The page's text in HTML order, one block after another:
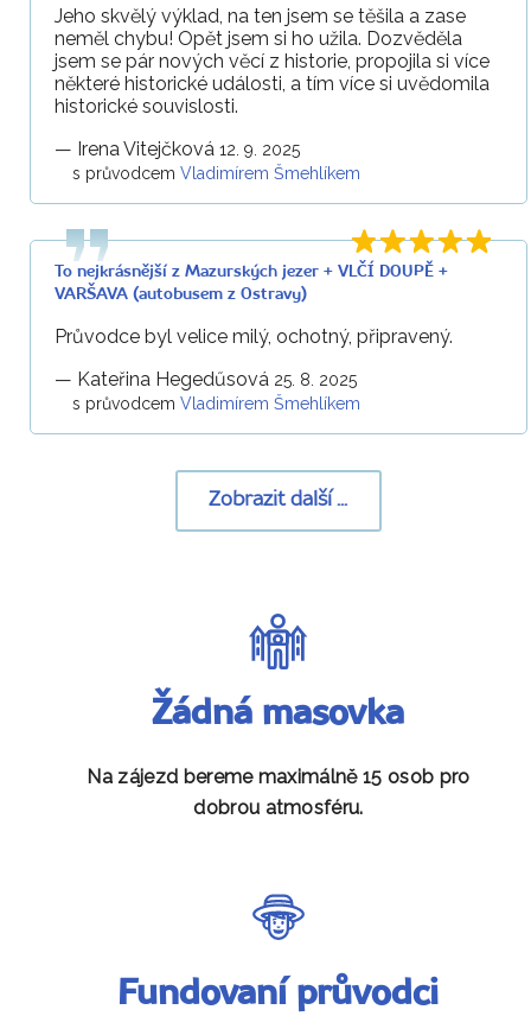
Jeho skvělý výklad, na ten jsem se těšila a zase
neměl chybu! Opět jsem si ho užila. Dozvěděla
jsem se pár nových věcí z historie, propojila si více
některé historické události, a tím více si uvědomila
historické souvislosti.
— Irena Vitejčková 12. 9. 2025
s průvodcem Vladimírem Šmehlíkem
To nejkrásnější z Mazurských jezer + VLČÍ DOUPĚ +
VARŠAVA (autobusem z Ostravy)
Průvodce byl velice milý, ochotný, připravený.
— Kateřina Hegedűsová 25. 8. 2025
s průvodcem Vladimírem Šmehlíkem
Zobrazit další ...
Žádná masovka
Na zájezd bereme maximálně 15 osob pro
dobrou atmosféru.
Fundovaní průvodci